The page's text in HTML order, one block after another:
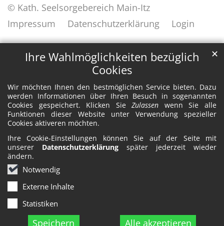
Ihre Wahlmöglichkeiten bezüglich
Cookies
Wir möchten Ihnen den bestmöglichen Service bieten. Dazu
werden Informationen über Ihren Besuch in sogenannten
Cookies gespeichert. Klicken SieZulassen wenn Sie alle
Funktionen dieser Website unter Verwendung spezieller
Cookies aktiveren möchten.
Ihre Cookie-Einstellungen können Sie auf der Seite mit
unserer Datenschutzerklärung später jederzeit wieder
ändern.
Notwendig
Externe Inhalte
Statistiken
Speichern Alle akzeptieren
✕
© Kath. Seelsorgebereich Main-Itz
Impressum
Datenschutzerklärung Login